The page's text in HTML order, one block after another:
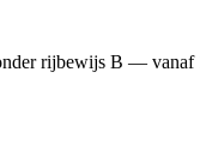
rijbewijs B — vanaf